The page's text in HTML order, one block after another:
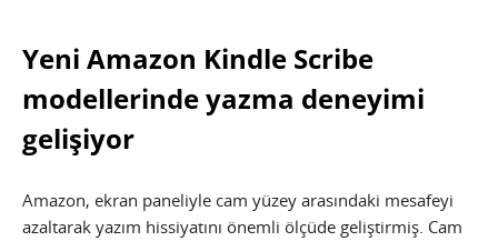
Yeni Amazon Kindle Scribe
modellerinde yazma deneyimi
gelişiyor
Amazon, ekran paneliyle cam yüzey arasındaki mesafeyi
azaltarak yazım hissiyatını önemli ölçüde geliştirmiş. Cam